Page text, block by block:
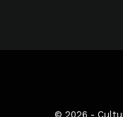
© 2026 -